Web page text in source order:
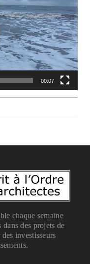
00:07
chaque semaine
des projets de
investisseurs